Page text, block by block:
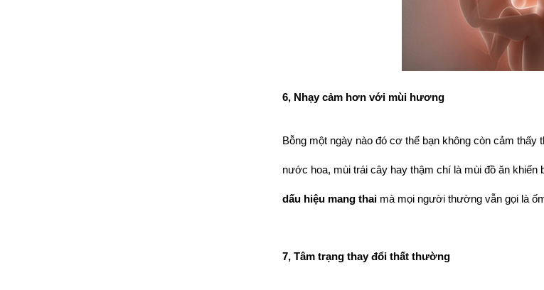
6, Nhạy cảm hơn với mùi hương
Bỗng một ngày nào đó cơ thể bạn không còn cảm
dấu hiệu mang thai mà mọi người thường vẫn gọi là
7, Tâm trạng thay đổi thất thường